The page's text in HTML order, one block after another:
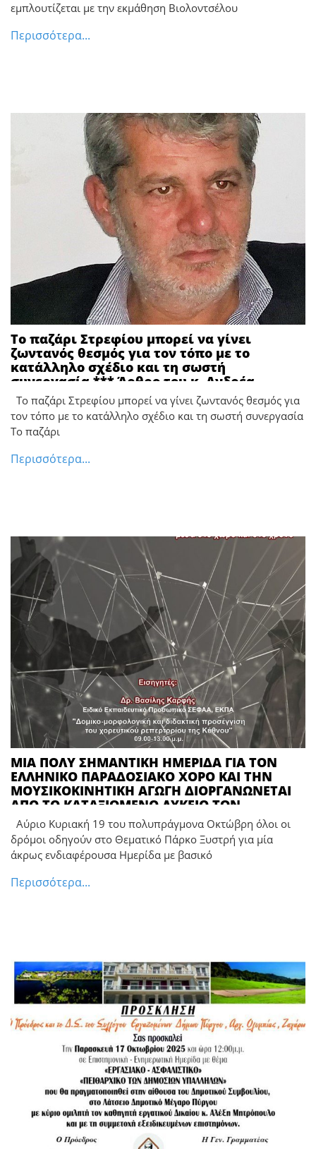
εμπλουτίζεται με την εκμάθηση Βιολοντσέλου
Περισσότερα...
Το παζάρι Στρεφίου μπορεί να γίνει
ζωντανός θεσμός για τον τόπο με το
κατάλληλο σχέδιο και τη σωστή
συνεργασία *** Άρθρο του κ. Ανδρέα
Μπενέτση, πρώην Δημοτικού Συμβούλου
Αρχαίας Ολυμπίας
Το παζάρι Στρεφίου μπορεί να γίνει ζωντανός θεσμός για
τον τόπο με το κατάλληλο σχέδιο και τη σωστή συνεργασία
Το παζάρι
Περισσότερα...
ΜΙΑ ΠΟΛΥ ΣΗΜΑΝΤΙΚΗ ΗΜΕΡΙΔΑ ΓΙΑ ΤΟΝ
ΕΛΛΗΝΙΚΟ ΠΑΡΑΔΟΣΙΑΚΟ ΧΟΡΟ ΚΑΙ ΤΗΝ
ΜΟΥΣΙΚΟΚΙΝΗΤΙΚΗ ΑΓΩΓΗ ΔΙΟΡΓΑΝΩΝΕΤΑΙ
ΑΠΟ ΤΟ ΚΑΤΑΞΙΩΜΕΝΟ ΛΥΚΕΙΟ ΤΩΝ
ΕΛΛΗΝΙΔΩΝ ΠΥΡΓΟΥ ΚΑΙ ΘΑ ΛΑΒΕΙ ΧΩΡΑ
ΑΥΡΙΟ ΚΥΡΙΑΚΗ 19/10 ΣΤΟ ΠΑΡΚΟ ΞΥΣΤΡΗ
**** ΟΠΟΙΟΣ ΓΕΝΝΙΕΤΑΙ ΣΗΜΕΡΑ ΧΙΛΙΕΣ
ΦΟΡΕΣ ΓΕΝΝΙΕΤΑΙ…
Αύριο Κυριακή 19 του πολυπράγμονα Οκτώβρη όλοι οι
δρόμοι οδηγούν στο Θεματικό Πάρκο Ξυστρή για μία
άκρως ενδιαφέρουσα Ημερίδα με βασικό
Περισσότερα...